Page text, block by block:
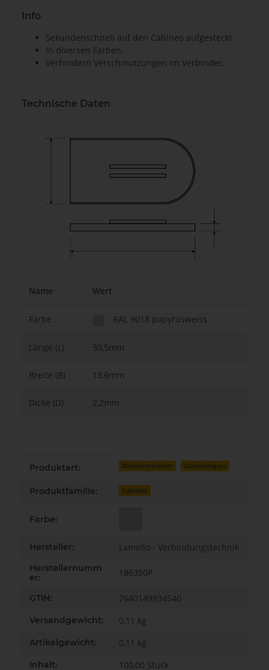
Info
Sekundenschnell auf den Cabineo aufgesteckt.
In diversen Farben.
Verhindern Verschmutzungen im Verbinder.
Technische Daten
Name Wert
Farbe RAL 9018 papyrusweiss
Länge (L) 30,5mm
Breite (B) 18,6mm
Dicke (D) 2,2mm
Produkteigenschaft
Wert
Produktart: Möbelverbinder Abdeckkappe
Produktfamilie: Cabineo
Farbe:
Hersteller: Lamello - Verbindungstechnik
Herstellernumm
er:
186350P
GTIN: 7640149934540
Versandgewicht: 0,11 kg
Artikelgewicht: 0,11 kg
Inhalt: 100,00 Stück